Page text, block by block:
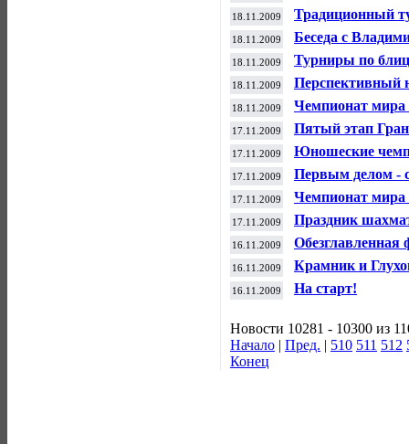
18.11.2009 Традиционный
18.11.2009 Беседа с
18.11.2009 Турниры по
18.11.2009 Перспективный
18.11.2009 Чемпионат мира
17.11.2009 Пятый этап
17.11.2009 Юношеские
17.11.2009 Первым делом -
17.11.2009 Чемпионат мира
17.11.2009 Праздник
16.11.2009 Обезглавленная
16.11.2009 Крамник и
16.11.2009 На старт!
Новости 10281 - 10300 из
Начало | Пред. | 510 511 512
Конец